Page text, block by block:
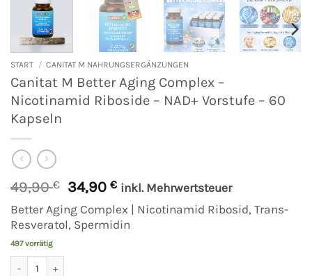
START / CANITAT M NAHRUNGSERGÄNZUNGEN
Canitat M Better Aging Complex –
Nicotinamid Riboside – NAD+ Vorstufe – 60
Kapseln
49,90€
Ursprünglicher
war:
49,90 €
34,90€Aktueller
Preis
ist:
34,90 €.
inkl. Mehrwertsteuer
Better Aging Complex | Nicotinamid Ribosid, Trans-
Resveratol, Spermidin
497 vorrätig